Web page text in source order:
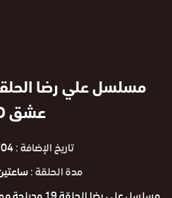
عشق HD
تاريخ الإضافة :
مدة الحلقة :ساعتين و